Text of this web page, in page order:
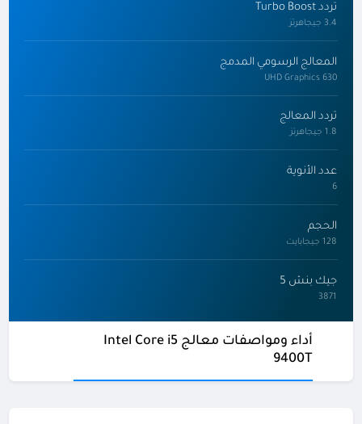
تردد Turbo Boost
3.4 جيجاهرتز
المعالج الرسومي المدمج
UHD Graphics 630
تردد المعالج
1.8 جيجاهرتز
عدد الأنوية
6
الحجم
128 جيجابايت
جيك بنش 5
3871
أداء ومواصفات معالج Intel Core i5
9400T